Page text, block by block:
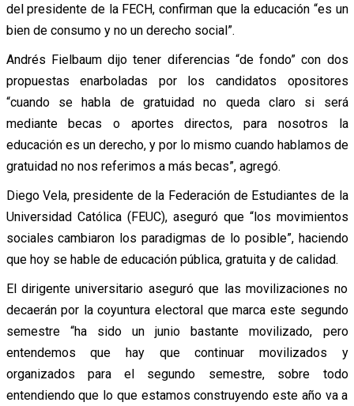
del presidente de la FECH, confirman que la educación “es un
bien de consumo y no un derecho social”.
Andrés Fielbaum dijo tener diferencias “de fondo” con dos
propuestas enarboladas por los candidatos opositores
“cuando se habla de gratuidad no queda claro si será
mediante becas o aportes directos, para nosotros la
educación es un derecho, y por lo mismo cuando hablamos de
gratuidad no nos referimos a más becas”, agregó.
Diego Vela, presidente de la Federación de Estudiantes de la
Universidad Católica (FEUC), aseguró que “los movimientos
sociales cambiaron los paradigmas de lo posible”, haciendo
que hoy se hable de educación pública, gratuita y de calidad.
El dirigente universitario aseguró que las movilizaciones no
decaerán por la coyuntura electoral que marca este segundo
semestre “ha sido un junio bastante movilizado, pero
entendemos que hay que continuar movilizados y
organizados para el segundo semestre, sobre todo
entendiendo que lo que estamos construyendo este año va a